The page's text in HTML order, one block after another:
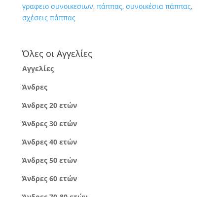
γραφειο συνοικεσιων, πάππας, συνοικέσια πάππας,
σχέσεις πάππας
Όλες οι Αγγελίες
Αγγελίες
Άνδρες
Άνδρες 20 ετών
Άνδρες 30 ετών
Άνδρες 40 ετών
Άνδρες 50 ετών
Άνδρες 60 ετών